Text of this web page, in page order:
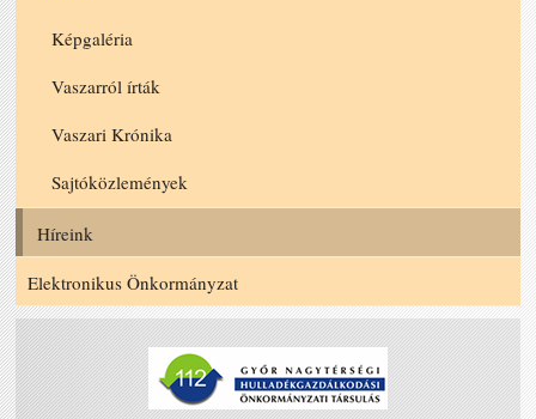
Képgaléria
Vaszarról írták
Vaszari Krónika
Sajtóközlemények
Híreink
Elektronikus Önkormányzat